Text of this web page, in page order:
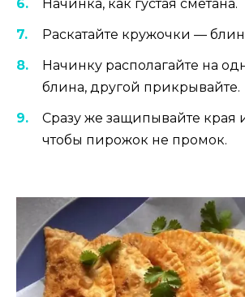
Начинка, как густая сметана.
Раскатайте кружочки —
Начинку располагайте на
блина, другой прикрывайте.
Сразу же защипывайте края
чтобы пирожок не промок.